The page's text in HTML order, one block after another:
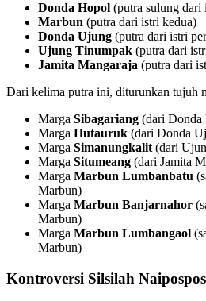
Donda Hopol (putra sulung dari
Marbun (putra dari istri kedua)
Donda Ujung (putra dari istri
Ujung Tinumpak (putra dari
Jamita Mangaraja (putra dari
Dari kelima putra ini, diturunkan tujuh
Marga Sibagariang (dari Donda
Marga Hutauruk (dari Donda
Marga Simanungkalit (dari
Marga Situmeang (dari Jamita
Marga Marbun Lumbanbatu
Marbun)
Marga Marbun Banjarnahor
Marbun)
Marga Marbun Lumbangaol
Marbun)
Kontroversi Silsilah Naipospos